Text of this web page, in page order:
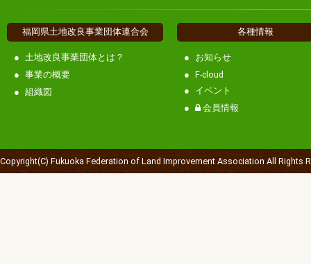
福岡県土地改良事業団体連合会
土地改良事業団体とは？
事業の概要
組織図
各種情報
お知らせ
F-cloud
イベント
会員情報
Copyright(C) Fukuoka Federation of Land Improvement Association All Rights